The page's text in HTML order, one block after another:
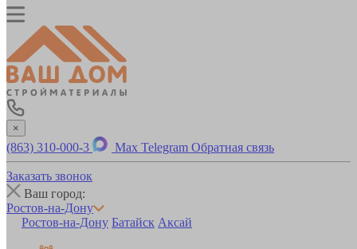
×
(863) 310-000-3 Max Telegram Обратная связь
Заказать звонок
Ваш город:
Ростов-на-Дону
Ростов-на-Дону Батайск Аксай